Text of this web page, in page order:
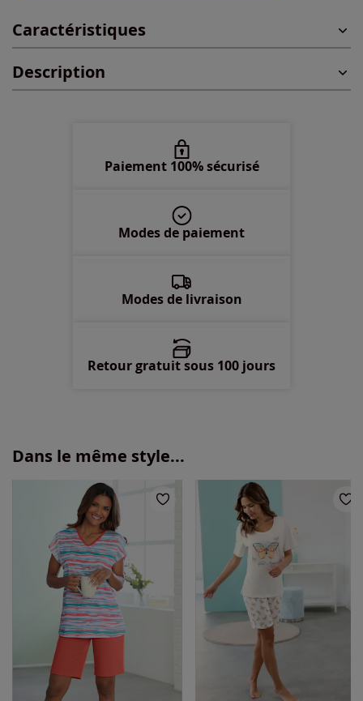
50/52 -En stock
54/56 -En stock
Caractéristiques
Description
Paiement 100% sécurisé
Modes de paiement
Modes de livraison
Retour gratuit sous 100 jours
Dans le même style...